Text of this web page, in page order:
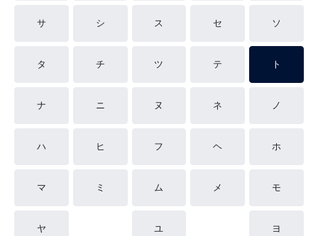
サ シ ス セ ソ
タ チ ツ テ ト
ナ ニ ヌ ネ ノ
ハ ヒ フ ヘ ホ
マ ミ ム メ モ
ヤ ユ ヨ